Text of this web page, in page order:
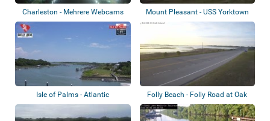
Charleston - Mehrere Webcams
Mount Pleasant - USS Yorktown
CV-10
Isle of Palms - Atlantic
Intracoastal Wa...
Folly Beach - Folly Road at Oak
Island C...